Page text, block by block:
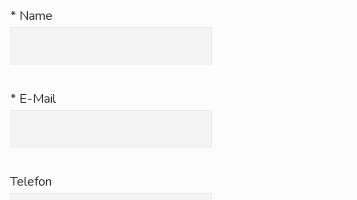
* Name
* E-Mail
Tele­fon